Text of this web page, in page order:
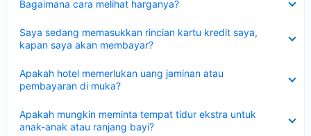
Bagaimana cara melihat harganya?
Saya sedang memasukkan rincian kartu kredit saya,
kapan saya akan membayar?
Apakah hotel memerlukan uang jaminan atau
pembayaran di muka?
Apakah mungkin meminta tempat tidur ekstra untuk
anak-anak atau ranjang bayi?